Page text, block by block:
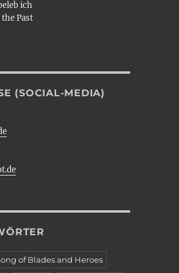
ich
Past
(SOCIAL-MEDIA)
of Blades and Heroes